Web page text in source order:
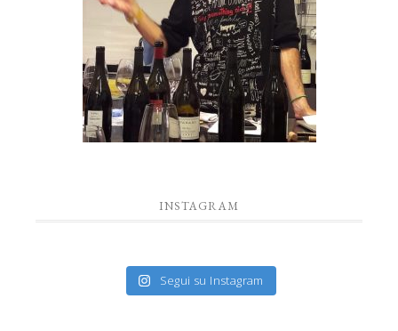
INSTAGRAM
Segui su Instagram